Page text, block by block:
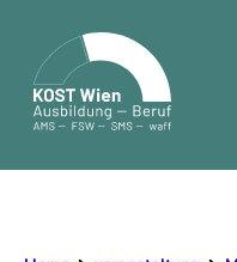
content